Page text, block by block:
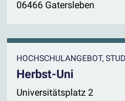
06466 Gatersleben
HOCHSCHULANGEBOT,
Herbst-Uni
Universitätsplatz 2